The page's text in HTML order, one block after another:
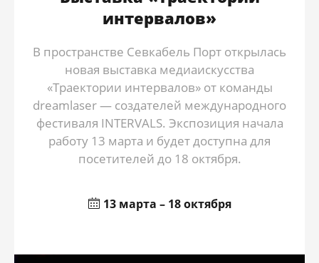
интервалов»
В пространстве Севкабель Порт открылась
новая выставка медиаискусства
«Траектории интервалов» от команды
dreamlaser — создателей международного
фестиваля INTERVALS. Экспозиция начала
работу 13 марта и будет доступна для
посетителей до 18 октября.
13 марта – 18 октября